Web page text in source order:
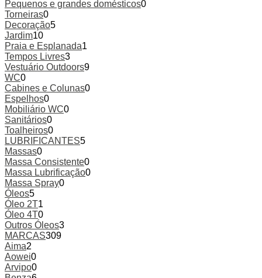
Pequenos e grandes domésticos0
Torneiras0
Decoração5
Jardim10
Praia e Esplanada1
Tempos Livres3
Vestuário Outdoors9
WC0
Cabines e Colunas0
Espelhos0
Mobiliário WC0
Sanitários0
Toalheiros0
LUBRIFICANTES5
Massas0
Massa Consistente0
Massa Lubrificação0
Massa Spray0
Óleos5
Óleo 2T1
Óleo 4T0
Outros Óleos3
MARCAS309
Aima2
Aowei0
Arvipo0